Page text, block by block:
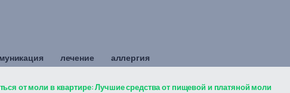
лечение аллергия
от моли в квартире: Лучшие средства от пищевой и платяной моли